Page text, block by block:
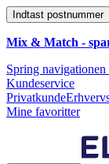
Indtast postnummer
Mix & Match -
Spring navigationen
Kundeservice
Privatkunde
Mine favoritter